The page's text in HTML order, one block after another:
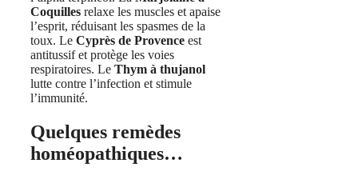
Coquilles relaxe les muscles et apaise
l’esprit, réduisant les spasmes de la
toux. Le Cyprès de Provence est
antitussif et protège les voies
respiratoires. Le Thym à thujanol
lutte contre l’infection et stimule
l’immunité.
Quelques remèdes
homéopathiques…